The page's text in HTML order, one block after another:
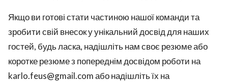
Якщо ви готові стати частиною нашої команди та
зробити свій внесок у унікальний досвід для наших
гостей, будь ласка, надішліть нам своє резюме або
коротке резюме з попереднім досвідом роботи на
karlo.feus@gmail.com або надішліть їх на